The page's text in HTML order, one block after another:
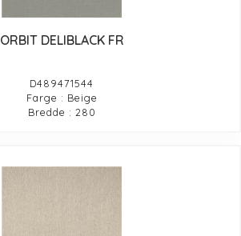
ORBIT DELIBLACK FR
D489471544
Farge : Beige
Bredde : 280